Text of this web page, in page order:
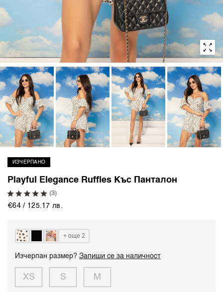
ИЗЧЕРПАНО
Playful Elegance Ruffles Къс Панталон
(3)
€64 / 125.17 лв.
+ още 2
Изчерпан размер?Запиши се за наличност
XS S M